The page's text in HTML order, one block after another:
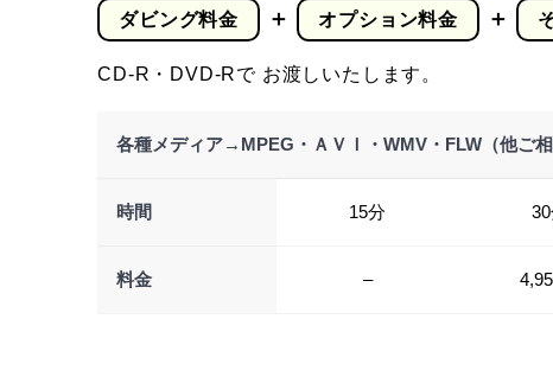
ダビング料金 ＋ オプション料金 ＋
CD-R・DVD-Rで お渡しいたします。
各種メディア→MPEG・ＡＶＩ・WMV・FLW（他ご相
時間 15分
料金 –